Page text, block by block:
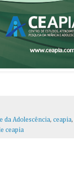
da Adolescência, ceapia,
ceapia